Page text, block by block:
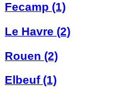
Fecamp (1)
Le Havre (2)
Rouen (2)
Elbeuf(1)